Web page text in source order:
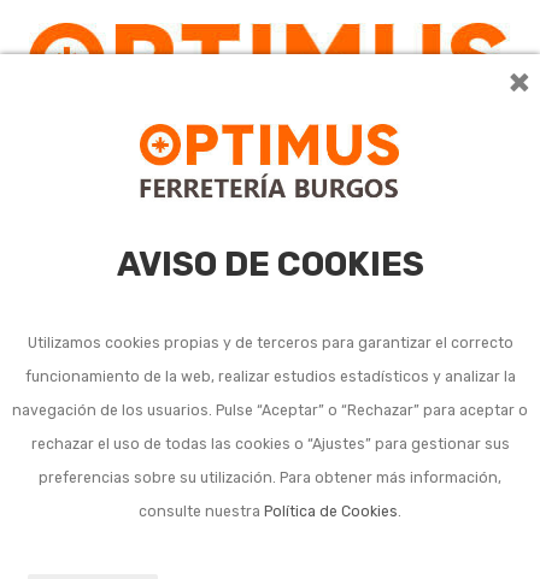
×
AVISO DE COOKIES
Utilizamos cookies propias y de terceros para garantizar el correcto
funcionamiento de la web, realizar estudios estadísticos y analizar la
navegación de los usuarios. Pulse “Aceptar” o “Rechazar” para aceptar o
rechazar el uso de todas las cookies o “Ajustes” para gestionar sus
preferencias sobre su utilización. Para obtener más información,
consulte nuestra Política de Cookies.